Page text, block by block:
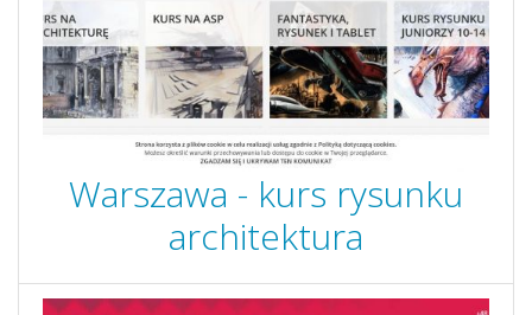
Warszawa - kurs rysunku
architektura